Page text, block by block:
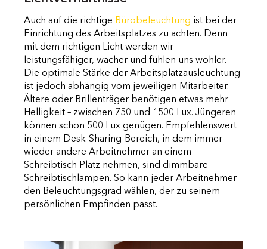
Auch auf die richtige Bürobeleuchtung ist bei der
Einrichtung des Arbeitsplatzes zu achten. Denn
mit dem richtigen Licht werden wir
leistungsfähiger, wacher und fühlen uns wohler.
Die optimale Stärke der Arbeitsplatzausleuchtung
ist jedoch abhängig vom jeweiligen Mitarbeiter.
Ältere oder Brillenträger benötigen etwas mehr
Helligkeit – zwischen 750 und 1500 Lux. Jüngeren
können schon 500 Lux genügen. Empfehlenswert
in einem Desk-Sharing-Bereich, in dem immer
wieder andere Arbeitnehmer an einem
Schreibtisch Platz nehmen, sind dimmbare
Schreibtischlampen. So kann jeder Arbeitnehmer
den Beleuchtungsgrad wählen, der zu seinem
persönlichen Empfinden passt.